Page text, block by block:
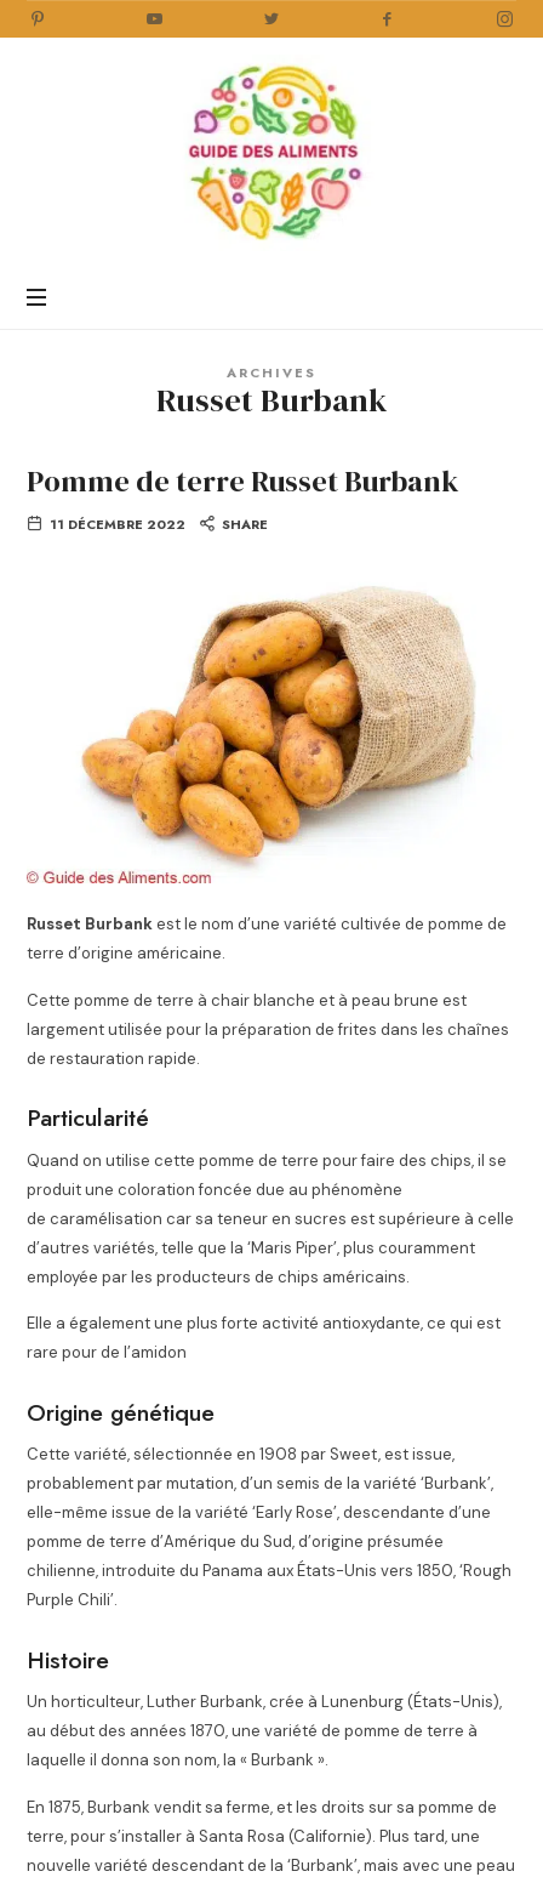
Aliments
ARCHIVES
Russet Burbank
Pomme de terre Russet Burbank
11 DÉCEMBRE 2022 SHARE
Russet Burbankest le nom d’une variété cultivée de pomme de
terre d’origine américaine.
Cette pomme de terre à chair blanche et à peau brune est
largement utilisée pour la préparation de frites dans les chaînes
de restauration rapide.
Particularité
Quand on utilise cette pomme de terre pour faire des chips, il se
produit une coloration foncée due au phénomène
de caramélisation car sa teneur en sucres est supérieure à celle
d’autres variétés, telle que la ‘Maris Piper’, plus couramment
employée par les producteurs de chips américains.
Elle a également une plus forte activité antioxydante, ce qui est
rare pour de l’amidon
Origine génétique
Cette variété, sélectionnée en 1908 par Sweet, est issue,
probablement par mutation, d’un semis de la variété ‘Burbank’,
elle-même issue de la variété ‘Early Rose’, descendante d’une
pomme de terre d’Amérique du Sud, d’origine présumée
chilienne, introduite du Panama aux États-Unis vers 1850, ‘Rough
Purple Chili’.
Histoire
Un horticulteur, Luther Burbank, crée à Lunenburg (États-Unis),
au début des années 1870, une variété de pomme de terre à
laquelle il donna son nom, la « Burbank ».
En 1875, Burbank vendit sa ferme, et les droits sur sa pomme de
terre, pour s’installer à Santa Rosa (Californie). Plus tard, une
nouvelle variété descendant de la ‘Burbank’, mais avec une peau